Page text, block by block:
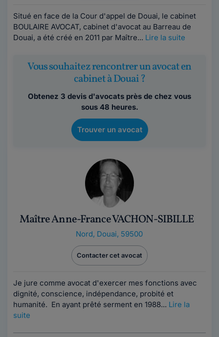
Situé en face de la Cour d'appel de Douai, le cabinet
BOULAIRE AVOCAT, cabinet d'avocat au Barreau de
Douai, a été créé en 2011 par Maître... Lire la suite
Vous souhaitez rencontrer un avocat en
cabinet à Douai ?
Obtenez 3 devis d'avocats près de chez vous
sous 48 heures.
Trouver un avocat
Maître Anne-France VACHON-SIBILLE
Nord, Douai, 59500
Contacter cet avocat
Je jure comme avocat d'exercer mes fonctions avec
dignité, conscience, indépendance, probité et
humanité. En ayant prêté serment en 1988... Lire la
suite